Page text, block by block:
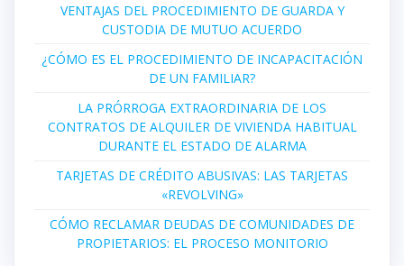
VENTAJAS DEL PROCEDIMIENTO DE GUARDA Y
CUSTODIA DE MUTUO ACUERDO
¿CÓMO ES EL PROCEDIMIENTO DE INCAPACITACIÓN
DE UN FAMILIAR?
LA PRÓRROGA EXTRAORDINARIA DE LOS
CONTRATOS DE ALQUILER DE VIVIENDA HABITUAL
DURANTE EL ESTADO DE ALARMA
TARJETAS DE CRÉDITO ABUSIVAS: LAS TARJETAS
«REVOLVING»
CÓMO RECLAMAR DEUDAS DE COMUNIDADES DE
PROPIETARIOS: EL PROCESO MONITORIO